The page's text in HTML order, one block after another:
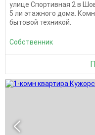
улице Спортивная 2 в
5 ли этажного дома.
бытовой техникой.
Собственник